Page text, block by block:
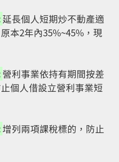
延長個人短期炒不動產適
本2年內35%~45%，現
營利事業依持有期間按差
個人借設立營利事業短
增列兩項課稅標的，防止